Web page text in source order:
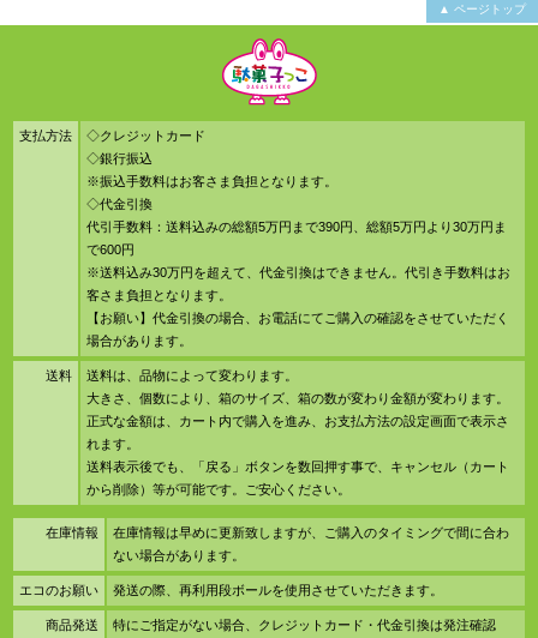
▲ ページトップ
支払方法
◇クレジットカード
◇銀行振込
※振込手数料はお客さま負担となります。
◇代金引換
代引手数料：送料込みの総額5万円まで390円、総額5万円より30万円ま
で600円
※送料込み30万円を超えて、代金引換はできません。代引き手数料はお
客さま負担となります。
【お願い】代金引換の場合、お電話にてご購入の確認をさせていただく
場合があります。
送料
送料は、品物によって変わります。
大きさ、個数により、箱のサイズ、箱の数が変わり金額が変わります。
正式な金額は、カート内で購入を進み、お支払方法の設定画面で表示さ
れます。
送料表示後でも、「戻る」ボタンを数回押す事で、キャンセル（カート
から削除）等が可能です。ご安心ください。
在庫情報
在庫情報は早めに更新致しますが、ご購入のタイミングで間に合わ
ない場合があります。
エコのお願い 発送の際、再利用段ボールを使用させていただきます。
商品発送 特にご指定がない場合、クレジットカード・代金引換は発注確認